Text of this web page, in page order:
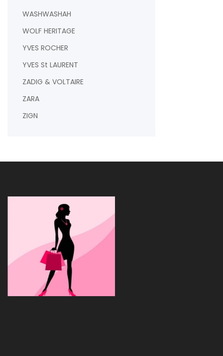
WASHWASHAH
WOLF HERITAGE
YVES ROCHER
YVES St LAURENT
ZADIG & VOLTAIRE
ZARA
ZIGN